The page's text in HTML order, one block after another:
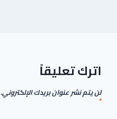
اترك تعليقاً
لن يتم نشر عنوان بريدك الإلكتروني.
*